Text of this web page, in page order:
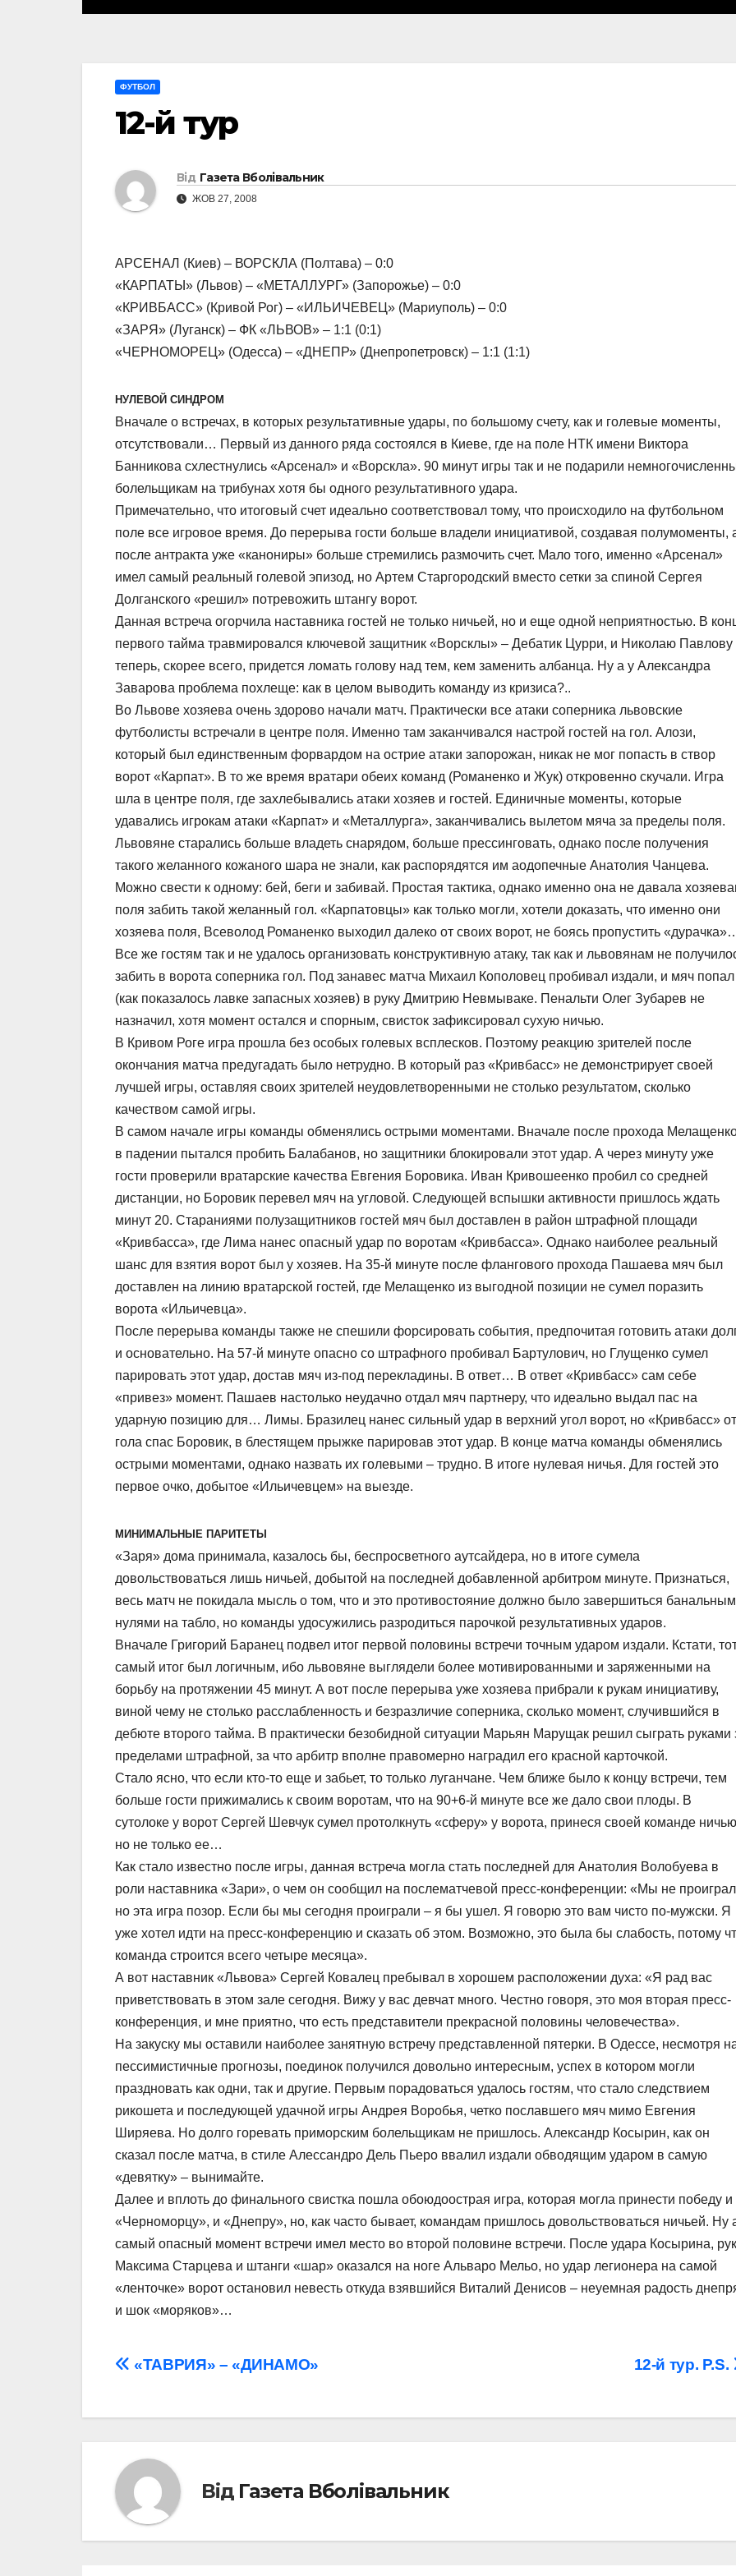
ФУТБОЛ
12-й тур
Від Газета Вболівальник
ЖОВ 27, 2008
АРСЕНАЛ (Киев) – ВОРСКЛА (Полтава) – 0:0
«КАРПАТЫ» (Львов) – «МЕТАЛЛУРГ» (Запорожье) – 0:0
«КРИВБАСС» (Кривой Рог) – «ИЛЬИЧЕВЕЦ» (Мариуполь) – 0:0
«ЗАРЯ» (Луганск) – ФК «ЛЬВОВ» – 1:1 (0:1)
«ЧЕРНОМОРЕЦ» (Одесса) – «ДНЕПР» (Днепропетровск) – 1:1 (1:1)
НУЛЕВОЙ СИНДРОМ
Вначале о встречах, в которых результативные удары, по большому счету, как и голевые моменты,
отсутствовали… Первый из данного ряда состоялся в Киеве, где на поле НТК имени Виктора
Банникова схлестнулись «Арсенал» и «Ворскла». 90 минут игры так и не подарили
болельщикам на трибунах хотя бы одного результативного удара.
Примечательно, что итоговый счет идеально соответствовал тому, что происходило на футбольном
поле все игровое время. До перерыва гости больше владели инициативой, создавая полумоменты,
после антракта уже «канониры» больше стремились размочить счет. Мало того, именно «Арсенал»
имел самый реальный голевой эпизод, но Артем Старгородский вместо сетки за спиной Сергея
Долганского «решил» потревожить штангу ворот.
Данная встреча огорчила наставника гостей не только ничьей, но и еще одной неприятностью. В
первого тайма травмировался ключевой защитник «Ворсклы» – Дебатик Цурри, и Николаю Павлову
теперь, скорее всего, придется ломать голову над тем, кем заменить албанца. Ну а у Александра
Заварова проблема похлеще: как в целом выводить команду из кризиса?..
Во Львове хозяева очень здорово начали матч. Практически все атаки соперника львовские
футболисты встречали в центре поля. Именно там заканчивался настрой гостей на гол. Алози,
который был единственным форвардом на острие атаки запорожан, никак не мог попасть в створ
ворот «Карпат». В то же время вратари обеих команд (Романенко и Жук) откровенно скучали. Игра
шла в центре поля, где захлебывались атаки хозяев и гостей. Единичные моменты, которые
удавались игрокам атаки «Карпат» и «Металлурга», заканчивались вылетом мяча за пределы поля.
Львовяне старались больше владеть снарядом, больше прессинговать, однако после получения
такого желанного кожаного шара не знали, как распорядятся им аодопечные Анатолия Чанцева.
Можно свести к одному: бей, беги и забивай. Простая тактика, однако именно она не давала
поля забить такой желанный гол. «Карпатовцы» как только могли, хотели доказать, что именно они
хозяева поля, Всеволод Романенко выходил далеко от своих ворот, не боясь пропустить
Все же гостям так и не удалось организовать конструктивную атаку, так как и львовянам не
забить в ворота соперника гол. Под занавес матча Михаил Кополовец пробивал издали, и мяч попал
(как показалось лавке запасных хозяев) в руку Дмитрию Невмываке. Пенальти Олег Зубарев не
назначил, хотя момент остался и спорным, свисток зафиксировал сухую ничью.
В Кривом Роге игра прошла без особых голевых всплесков. Поэтому реакцию зрителей после
окончания матча предугадать было нетрудно. В который раз «Кривбасс» не демонстрирует своей
лучшей игры, оставляя своих зрителей неудовлетворенными не столько результатом, сколько
качеством самой игры.
В самом начале игры команды обменялись острыми моментами. Вначале после прохода
в падении пытался пробить Балабанов, но защитники блокировали этот удар. А через минуту уже
гости проверили вратарские качества Евгения Боровика. Иван Кривошеенко пробил со средней
дистанции, но Боровик перевел мяч на угловой. Следующей вспышки активности пришлось ждать
минут 20. Стараниями полузащитников гостей мяч был доставлен в район штрафной площади
«Кривбасса», где Лима нанес опасный удар по воротам «Кривбасса». Однако наиболее реальный
шанс для взятия ворот был у хозяев. На 35-й минуте после флангового прохода Пашаева мяч был
доставлен на линию вратарской гостей, где Мелащенко из выгодной позиции не сумел поразить
ворота «Ильичевца».
После перерыва команды также не спешили форсировать события, предпочитая готовить атаки
и основательно. На 57-й минуте опасно со штрафного пробивал Бартулович, но Глущенко сумел
парировать этот удар, достав мяч из-под перекладины. В ответ… В ответ «Кривбасс» сам себе
«привез» момент. Пашаев настолько неудачно отдал мяч партнеру, что идеально выдал пас на
ударную позицию для… Лимы. Бразилец нанес сильный удар в верхний угол ворот, но «Кривбасс» от
гола спас Боровик, в блестящем прыжке парировав этот удар. В конце матча команды обменялись
острыми моментами, однако назвать их голевыми – трудно. В итоге нулевая ничья. Для гостей это
первое очко, добытое «Ильичевцем» на выезде.
МИНИМАЛЬНЫЕ ПАРИТЕТЫ
«Заря» дома принимала, казалось бы, беспросветного аутсайдера, но в итоге сумела
довольствоваться лишь ничьей, добытой на последней добавленной арбитром минуте. Признаться,
весь матч не покидала мысль о том, что и это противостояние должно было завершиться
нулями на табло, но команды удосужились разродиться парочкой результативных ударов.
Вначале Григорий Баранец подвел итог первой половины встречи точным ударом издали. Кстати,
самый итог был логичным, ибо львовяне выглядели более мотивированными и заряженными на
борьбу на протяжении 45 минут. А вот после перерыва уже хозяева прибрали к рукам инициативу,
виной чему не столько расслабленность и безразличие соперника, сколько момент, случившийся в
дебюте второго тайма. В практически безобидной ситуации Марьян Марущак решил сыграть руками
пределами штрафной, за что арбитр вполне правомерно наградил его красной карточкой.
Стало ясно, что если кто-то еще и забьет, то только луганчане. Чем ближе было к концу встречи, тем
больше гости прижимались к своим воротам, что на 90+6-й минуте все же дало свои плоды. В
сутолоке у ворот Сергей Шевчук сумел протолкнуть «сферу» у ворота, принеся своей команде
но не только ее…
Как стало известно после игры, данная встреча могла стать последней для Анатолия Волобуева в
роли наставника «Зари», о чем он сообщил на послематчевой пресс-конференции: «Мы не
но эта игра позор. Если бы мы сегодня проиграли – я бы ушел. Я говорю это вам чисто по-мужски. Я
уже хотел идти на пресс-конференцию и сказать об этом. Возможно, это была бы слабость, потому
команда строится всего четыре месяца».
А вот наставник «Львова» Сергей Ковалец пребывал в хорошем расположении духа: «Я рад вас
приветствовать в этом зале сегодня. Вижу у вас девчат много. Честно говоря, это моя вторая пресс-
конференция, и мне приятно, что есть представители прекрасной половины человечества».
На закуску мы оставили наиболее занятную встречу представленной пятерки. В Одессе, несмотря
пессимистичные прогнозы, поединок получился довольно интересным, успех в котором могли
праздновать как одни, так и другие. Первым порадоваться удалось гостям, что стало следствием
рикошета и последующей удачной игры Андрея Воробья, четко пославшего мяч мимо Евгения
Ширяева. Но долго горевать приморским болельщикам не пришлось. Александр Косырин, как он
сказал после матча, в стиле Алессандро Дель Пьеро ввалил издали обводящим ударом в самую
«девятку» – вынимайте.
Далее и вплоть до финального свистка пошла обоюдоострая игра, которая могла принести победу и
«Черноморцу», и «Днепру», но, как часто бывает, командам пришлось довольствоваться ничьей. Ну
самый опасный момент встречи имел место во второй половине встречи. После удара Косырина, рук
Максима Старцева и штанги «шар» оказался на ноге Альваро Мельо, но удар легионера на самой
«ленточке» ворот остановил невесть откуда взявшийся Виталий Денисов – неуемная радость
и шок «моряков»…
Навігація
12-й тур. P.S.
«ТАВРИЯ» – «ДИНАМО»
Від Газета Вболівальник